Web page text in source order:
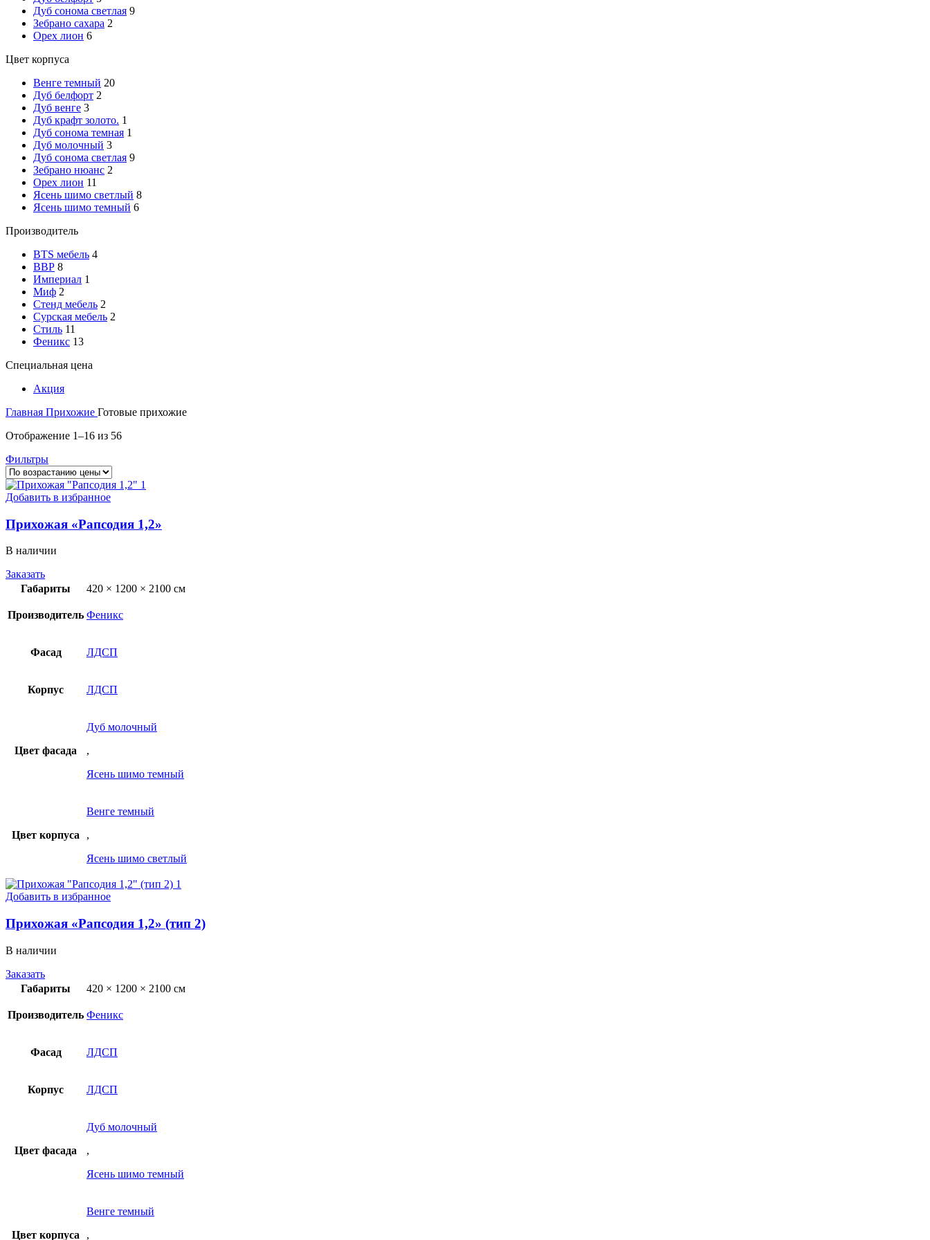
Дуб сонома светлая 9
Зебрано сахара 2
Орех лион 6
Цвет корпуса
Венге темный 20
Дуб белфорт 2
Дуб венге 3
Дуб крафт золото. 1
Дуб сонома темная 1
Дуб молочный 3
Дуб сонома светлая 9
Зебрано нюанс 2
Орех лион 11
Ясень шимо светлый 8
Ясень шимо темный 6
Производитель
BTS мебель 4
ВВР 8
Империал 1
Миф 2
Стенд мебель 2
Сурская мебель 2
Стиль 11
Феникс 13
Специальная цена
Акция
Главная Прихожие Готовые прихожие
Отображение 1–16 из 56Цены:
Фильтры
Добавить в избранное
Прихожая «Рапсодия 1,2»
В наличии
Заказать
Габариты
420 × 1200 × 2100 см
Производитель Феникс
Фасад ЛДСП
Корпус ЛДСП
Цвет фасада
Дуб молочный
,
Ясень шимо темный
Цвет корпуса
Венге темный
,
Ясень шимо светлый
Добавить в избранное
Прихожая «Рапсодия 1,2» (тип 2)
В наличии
Заказать
Габариты
420 × 1200 × 2100 см
Производитель Феникс
Фасад ЛДСП
Корпус ЛДСП
Цвет фасада
Дуб молочный
,
Ясень шимо темный
Цвет корпуса
Венге темный
,